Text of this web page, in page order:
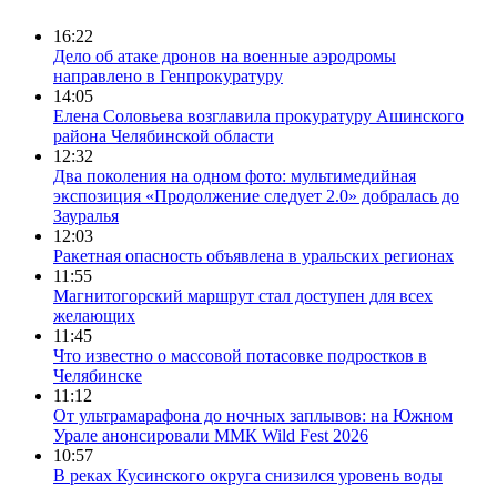
16:22
Дело об атаке дронов на военные аэродромы
направлено в Генпрокуратуру
14:05
Елена Соловьева возглавила прокуратуру Ашинского
района Челябинской области
12:32
Два поколения на одном фото: мультимедийная
экспозиция «Продолжение следует 2.0» добралась до
Зауралья
12:03
Ракетная опасность объявлена в уральских регионах
11:55
Магнитогорский маршрут стал доступен для всех
желающих
11:45
Что известно о массовой потасовке подростков в
Челябинске
11:12
От ультрамарафона до ночных заплывов: на Южном
Урале анонсировали ММК Wild Fest 2026
10:57
В реках Кусинского округа снизился уровень воды